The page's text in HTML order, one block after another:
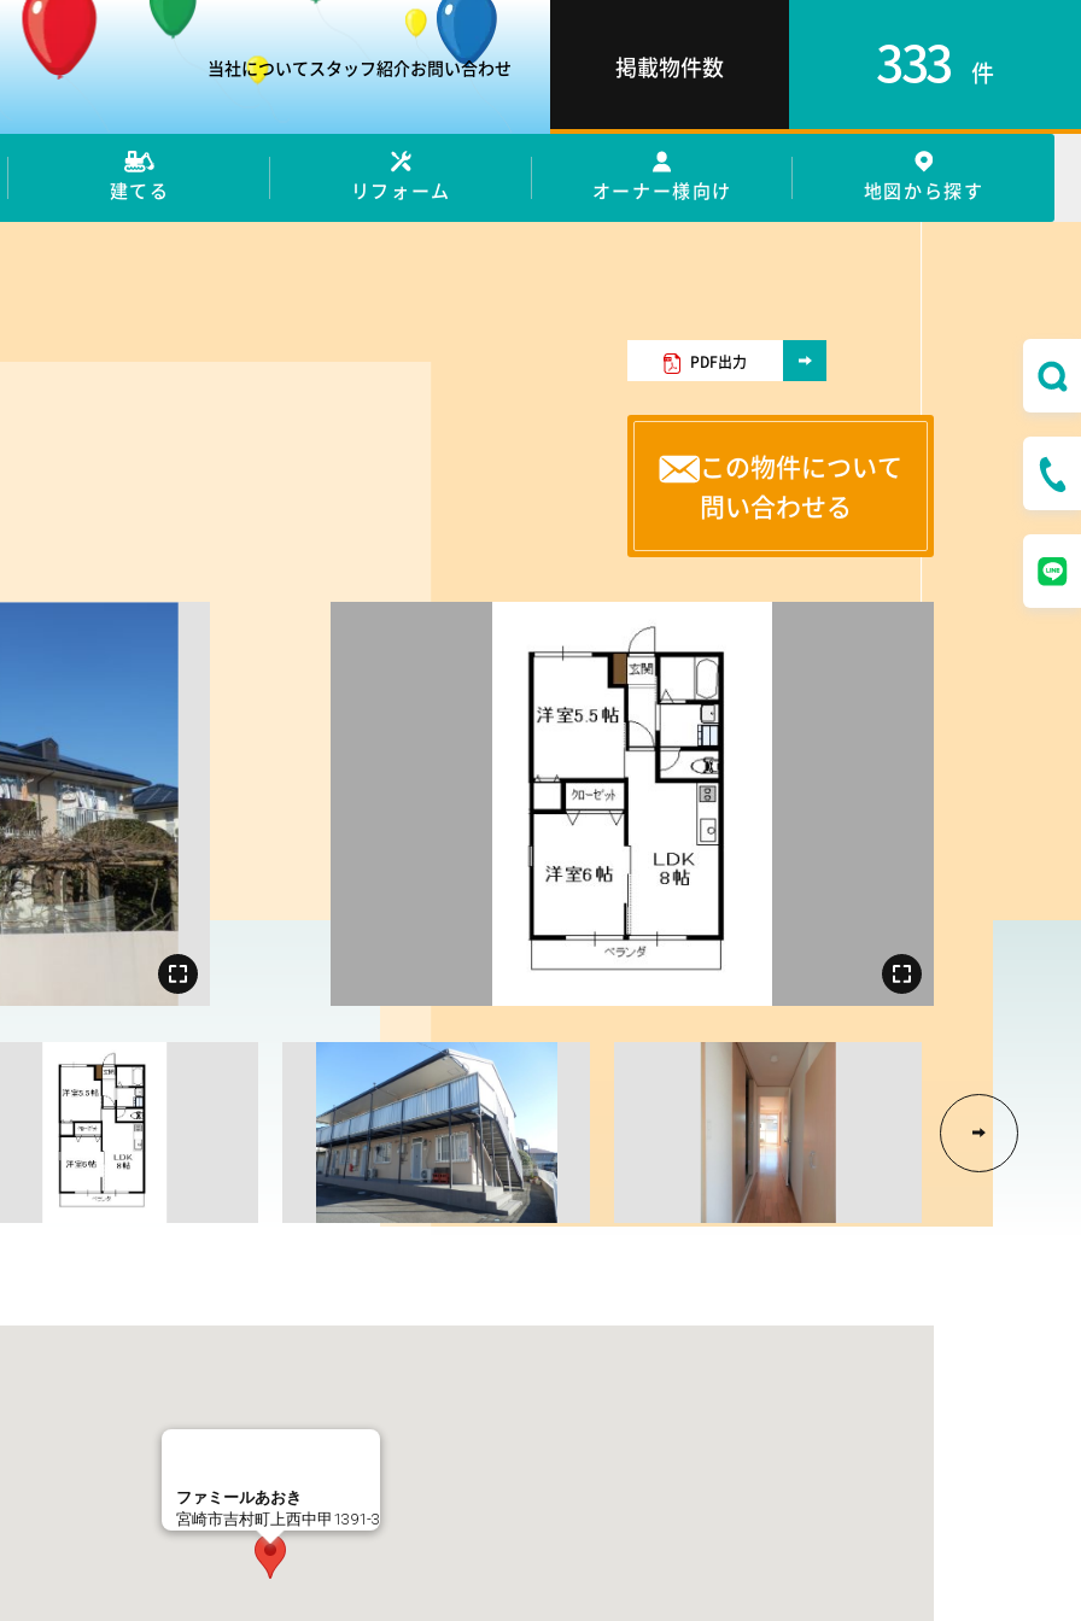
当社についてスタッフ紹介お問い合わせ 掲載物件数 333 件
建てる リフォーム オーナー様向け 地図から探す
PDF出力
この物件について
問い合わせる
ファミールあおき
宮崎市吉村町上西中甲1391-3